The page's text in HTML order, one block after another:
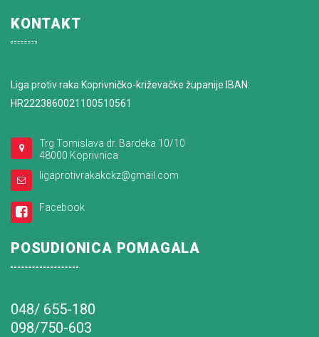
KONTAKT
Liga protiv raka Koprivničko-križevačke županije IBAN:
HR2223860021100510561
Trg Tomislava dr. Bardeka 10/10
48000 Koprivnica
ligaprotivrakakckz@gmail.com
Facebook
POSUDIONICA POMAGALA
048/ 655-180
098/750-603